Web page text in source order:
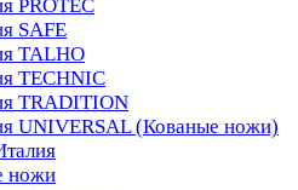
PROTEC
SAFE
TALHO
TECHNIC
TRADITION
UNIVERSAL (Кованые ножи)
ножи